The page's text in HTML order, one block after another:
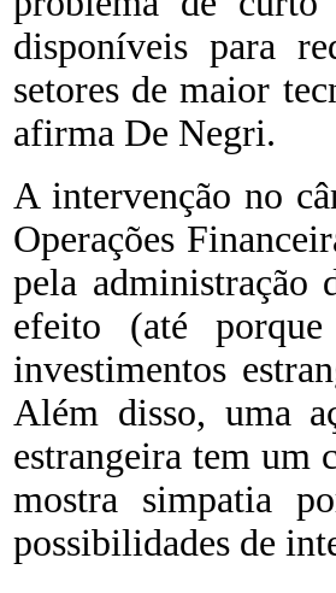
disponíveis para
setores de maior
afirma De Negri.
A intervenção no
Operações
pela administração
efeito (até
investimentos
Além disso, uma
estrangeira tem um
mostra simpatia
possibilidades de